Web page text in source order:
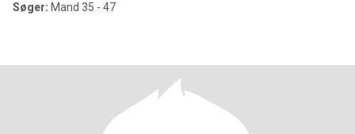
Søger: Mand 35 - 47